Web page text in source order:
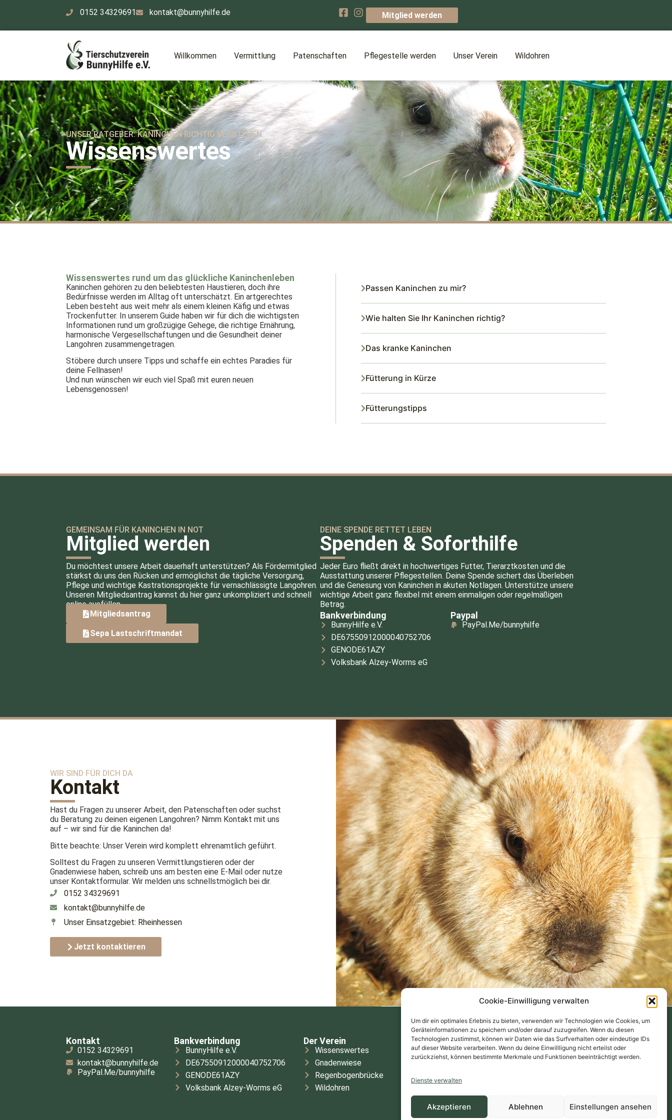
Cookie-Einwilligung verwalten
Um dir ein optimales Erlebnis zu bieten, verwenden wir Technologien wie Cookies, um
Geräteinformationen zu speichern und/oder darauf zuzugreifen. Wenn du diesen
Technologien zustimmst, können wir Daten wie das Surfverhalten oder eindeutige IDs
auf dieser Website verarbeiten. Wenn du deine Einwillligung nicht erteilst oder
zurückziehst, können bestimmte Merkmale und Funktionen beeinträchtigt werden.
Dienste verwalten
Akzeptieren Ablehnen Einstellungen ansehen
0152 34329691 kontakt@bunnyhilfe.de Mitglied werden
Willkommen Vermittlung Patenschaften Pflegestelle werden Unser Verein Wildohren
UNSER RATGEBER: KANINCHEN RICHTIG VERSTEHEN
Wissenswertes
Wissenswertes rund um das glückliche Kaninchenleben
Kaninchen gehören zu den beliebtesten Haustieren, doch ihre
Bedürfnisse werden im Alltag oft unterschätzt. Ein artgerechtes
Leben besteht aus weit mehr als einem kleinen Käfig und etwas
Trockenfutter. In unserem Guide haben wir für dich die wichtigsten
Informationen rund um großzügige Gehege, die richtige Ernährung,
harmonische Vergesellschaftungen und die Gesundheit deiner
Langohren zusammengetragen.
Stöbere durch unsere Tipps und schaffe ein echtes Paradies für
deine Fellnasen!
Und nun wünschen wir euch viel Spaß mit euren neuen
Lebensgenossen!
Passen Kaninchen zu mir?
Wie halten Sie Ihr Kaninchen richtig?
Das kranke Kaninchen
Fütterung in Kürze
Fütterungstipps
GEMEINSAM FÜR KANINCHEN IN NOT
Mitglied werden
Du möchtest unsere Arbeit dauerhaft unterstützen? Als Fördermitglied
stärkst du uns den Rücken und ermöglichst die tägliche Versorgung,
Pflege und wichtige Kastrationsprojekte für vernachlässigte Langohren.
Unseren Mitgliedsantrag kannst du hier ganz unkompliziert und schnell
online ausfüllen.
Mitgliedsantrag
Sepa Lastschriftmandat
DEINE SPENDE RETTET LEBEN
Spenden & Soforthilfe
Jeder Euro fließt direkt in hochwertiges Futter, Tierarztkosten und die
Ausstattung unserer Pflegestellen. Deine Spende sichert das Überleben
und die Genesung von Kaninchen in akuten Notlagen. Unterstütze unsere
wichtige Arbeit ganz flexibel mit einem einmaligen oder regelmäßigen
Betrag.
Bankverbindung
BunnyHilfe e.V.
DE67550912000040752706
GENODE61AZY
Volksbank Alzey-Worms eG
Paypal
PayPal.Me/bunnyhilfe
WIR SIND FÜR DICH DA
Kontakt
Hast du Fragen zu unserer Arbeit, den Patenschaften oder suchst
du Beratung zu deinen eigenen Langohren? Nimm Kontakt mit uns
auf – wir sind für die Kaninchen da!
Bitte beachte: Unser Verein wird komplett ehrenamtlich geführt.
Solltest du Fragen zu unseren Vermittlungstieren oder der
Gnadenwiese haben, schreib uns am besten eine E-Mail oder nutze
unser Kontaktformular. Wir melden uns schnellstmöglich bei dir.
0152 34329691
kontakt@bunnyhilfe.de
Unser Einsatzgebiet: Rheinhessen
Jetzt kontaktieren
Kontakt
0152 34329691
kontakt@bunnyhilfe.de
PayPal.Me/bunnyhilfe
Bankverbindung
BunnyHilfe e.V.
DE67550912000040752706
GENODE61AZY
Volksbank Alzey-Worms eG
Der Verein
Wissenswertes
Gnadenwiese
Regenbogenbrücke
Wildohren
Links
Kontakt
Cookie-Richtlinien
© Copyrights 2026 BunnyHilfe e. V.